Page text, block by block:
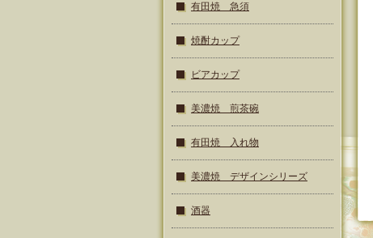
有田焼 急須
焼酎カップ
ビアカップ
美濃焼 煎茶碗
有田焼 入れ物
美濃焼 デザインシリーズ
酒器